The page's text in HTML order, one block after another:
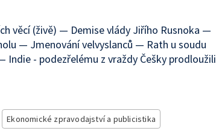
věcí (živě) — Demise vlády Jiřího Rusnoka —
— Jmenování velvyslanců — Rath u soudu
- podezřelému z vraždy Češky prodloužili
Ekonomické zpravodajství a publicistika